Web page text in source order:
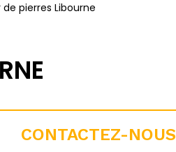
de pierres Libourne
CONTACTEZ-NOUS